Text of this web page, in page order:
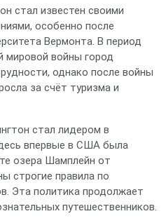
стал известен своими
особенно после
Вермонта. В период
мировой войны город
однако после войны
за счёт туризма и
стал лидером в
впервые в США была
озера Шамплейн от
строгие правила по
Эта политика продолжает
путешественников.